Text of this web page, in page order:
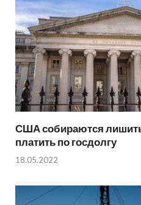
США собираются
платить по госдолгу
18.05.2022